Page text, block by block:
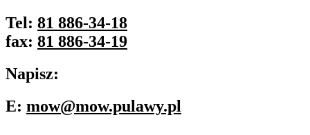
Tel: 81 886-34-18
fax: 81 886-34-19
Napisz:
E: mow@mow.pulawy.pl